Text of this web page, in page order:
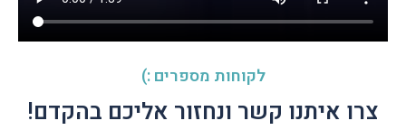
לקוחות מספרים :)
צרו איתנו קשר ונחזור אליכם בהקדם!